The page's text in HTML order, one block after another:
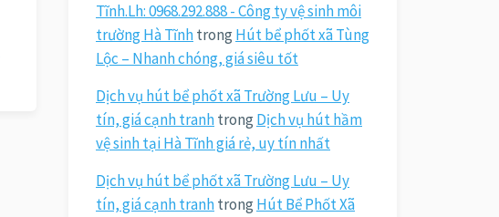
Tĩnh.Lh: 0968.292.888 - Công ty vệ sinh môi
trường Hà Tĩnhtrong Hút bể phốt xã Tùng
Lộc – Nhanh chóng, giá siêu tốt
Dịch vụ hút bể phốt xã Trường Lưu – Uy
tín, giá cạnh tranhtrong Dịch vụ hút hầm
vệ sinh tại Hà Tĩnh giá rẻ, uy tín nhất
Dịch vụ hút bể phốt xã Trường Lưu – Uy
tín, giá cạnh tranhtrong Hút Bể Phốt Xã